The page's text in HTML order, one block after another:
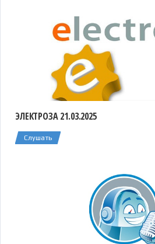
ЭЛЕКТРОЗА 21.03.2025
Слушать